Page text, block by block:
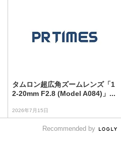
タムロン超広角ズームレンズ「1
2-20mm F2.8 (Model A084)」...
2026年7月15日
Recommended by